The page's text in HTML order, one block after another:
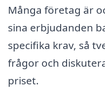
Många företag är
sina erbjudanden
specifika krav, så
frågor och
priset.